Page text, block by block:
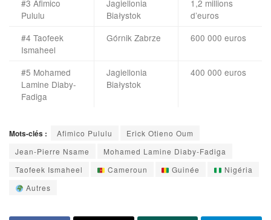
#3 Afimico
Pululu
Jagiellonia
Białystok
1,2 millions
d’euros
#4 Taofeek
Ismaheel
Górnik Zabrze 600 000 euros
#5 Mohamed
Lamine Diaby-
Fadiga
Jagiellonia
Białystok
400 000 euros
Mots-clés : Afimico Pululu
Erick Otieno Oum
Jean-Pierre Nsame
Mohamed Lamine Diaby-Fadiga
Taofeek Ismaheel
Cameroun Guinée
Nigéria
Autres